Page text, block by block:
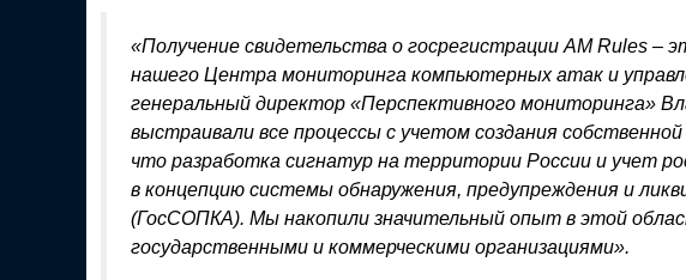
«Получение свидетельства о госрегистрации AM Rules –
нашего Центра мониторинга компьютерных атак и
генеральный директор «Перспективного мониторинга»
выстраивали все процессы с учетом создания
что разработка сигнатур на территории России и учет
в концепцию системы обнаружения, предупреждения и
(ГосСОПКА). Мы накопили значительный опыт в этой
государственными и коммерческими организациями».